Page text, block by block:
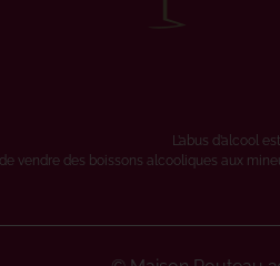
L’abus d’alcool
vendre des boissons alcooliques aux